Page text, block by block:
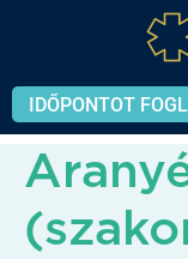
IDŐPONTOT